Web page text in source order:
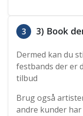
3 3) Book
Dermed kan du
festbands der er
tilbud
Brug også
andre kunder